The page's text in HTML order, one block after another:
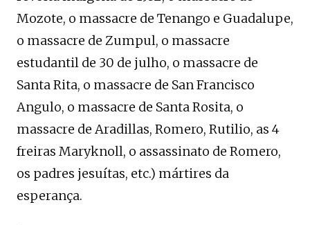
Mozote, o massacre de Tenango e Guadalupe,
o massacre de Zumpul, o massacre
estudantil de 30 de julho, o massacre de
Santa Rita, o massacre de San Francisco
Angulo, o massacre de Santa Rosita, o
massacre de Aradillas, Romero, Rutilio, as 4
freiras Maryknoll, o assassinato de Romero,
os padres jesuítas, etc.) mártires da
esperança.